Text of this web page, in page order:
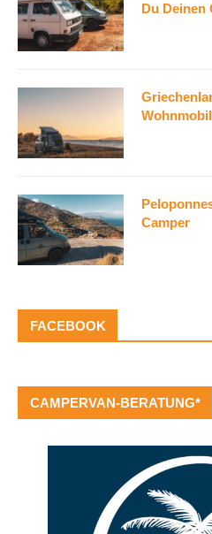
Du Deinen
Wohnmobil
Camper
FACEBOOK
CAMPERVAN-BERATUNG*